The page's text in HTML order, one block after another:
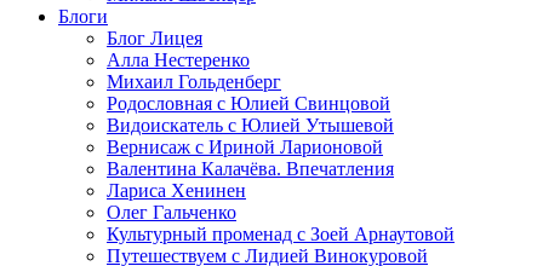
Блоги
Блог Лицея
Алла Нестеренко
Михаил Гольденберг
Родословная с Юлией Свинцовой
Видоискатель с Юлией Утышевой
Вернисаж с Ириной Ларионовой
Валентина Калачёва. Впечатления
Лариса Хенинен
Олег Гальченко
Культурный променад с Зоей Арнаутовой
Путешествуем с Лидией Винокуровой